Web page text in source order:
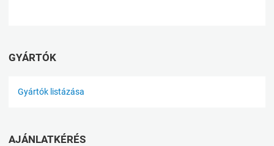
GYÁRTÓK
Gyártók listázása
AJÁNLATKÉRÉS